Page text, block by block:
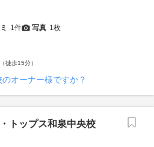
1件 写真 1枚
徒歩15分）
オーナー様ですか？
トップス和泉中央校